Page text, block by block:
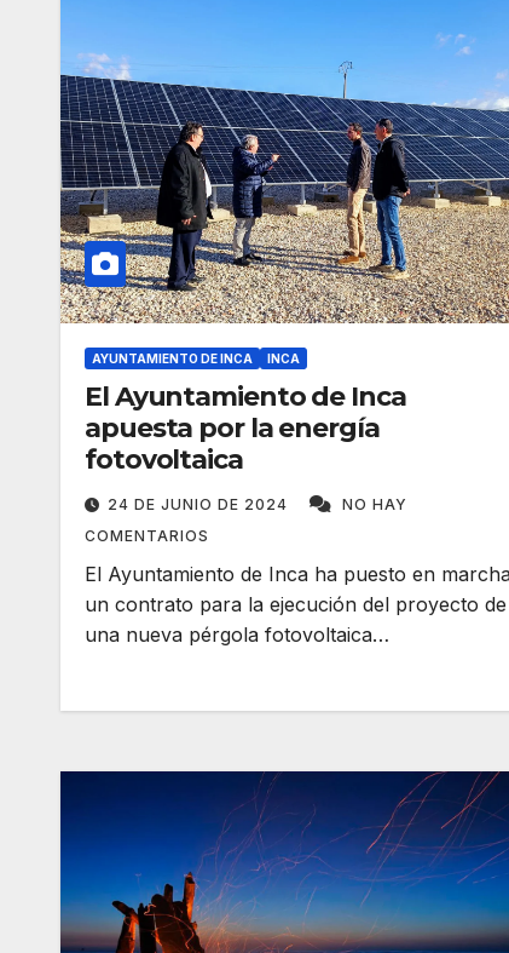
AYUNTAMIENTO DE INCA INCA
El Ayuntamiento de Inca
apuesta por la energía
fotovoltaica
24 DE JUNIO DE 2024
NO HAY
COMENTARIOS
El Ayuntamiento de Inca ha puesto en
un contrato para la ejecución del proyecto de
una nueva pérgola fotovoltaica…